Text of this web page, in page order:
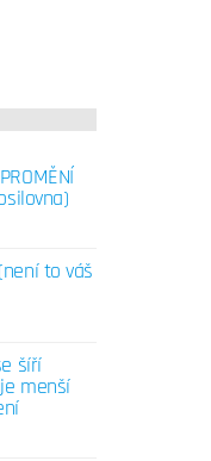
to váš
šíří
menší